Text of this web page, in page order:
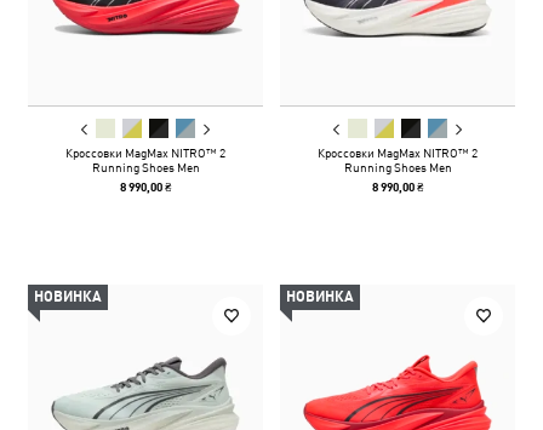
Кроссовки MagMax NITRO™ 2
Running Shoes Men
8 990,00 ₴
Кроссовки MagMax NITRO™ 2
Running Shoes Men
8 990,00 ₴
НОВИНКА НОВИНКА